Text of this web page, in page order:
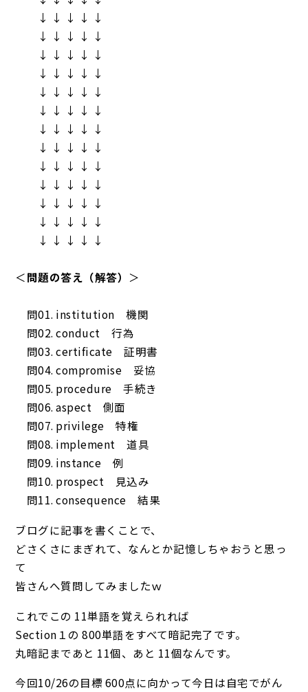
↓ ↓ ↓ ↓ ↓
↓ ↓ ↓ ↓ ↓
↓ ↓ ↓ ↓ ↓
↓ ↓ ↓ ↓ ↓
↓ ↓ ↓ ↓ ↓
↓ ↓ ↓ ↓ ↓
↓ ↓ ↓ ↓ ↓
↓ ↓ ↓ ↓ ↓
↓ ↓ ↓ ↓ ↓
↓ ↓ ↓ ↓ ↓
↓ ↓ ↓ ↓ ↓
↓ ↓ ↓ ↓ ↓
↓ ↓ ↓ ↓ ↓
＜問題の答え（解答） ＞
問01. institution 機関
問02. conduct 行為
問03. certificate 証明書
問04. compromise 妥協
問05. procedure 手続き
問06. aspect 側面
問07. privilege 特権
問08. implement 道具
問09. instance 例
問10. prospect 見込み
問11. consequence 結果
ブログに記事を書くことで、
どさくさにまぎれて、なんとか記憶しちゃおうと思っ
て
皆さんへ質問してみましたｗ
これでこの 11単語を覚えられれば
Section１の 800単語をすべて暗記完了です。
丸暗記まであと 11個、あと 11個なんです。
今回10/26の目標 600点に向かって今日は自宅でがん